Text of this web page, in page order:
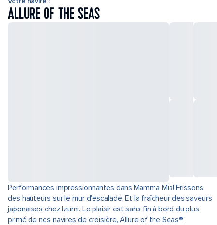
ALLURE OF THE SEAS
Performances impressionnantes dans Mamma Mia! Frissons
des hauteurs sur le mur d'escalade. Et la fraîcheur des saveurs
japonaises chez Izumi. Le plaisir est sans fin à bord du plus
primé de nos navires de croisière, Allure of the Seas®.